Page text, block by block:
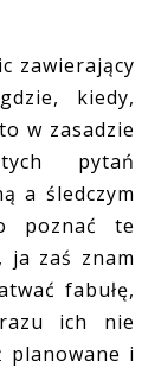
zawierający
kiedy,
w zasadzie
pytań
a śledczym
poznać te
ja zaś znam
fabułę,
ich nie
planowane i